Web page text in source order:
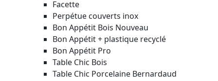
Facette
Perpétue couverts inox
Bon Appétit Bois Nouveau
Bon Appétit + plastique recyclé
Bon Appétit Pro
Table Chic Bois
Table Chic Porcelaine Bernardaud